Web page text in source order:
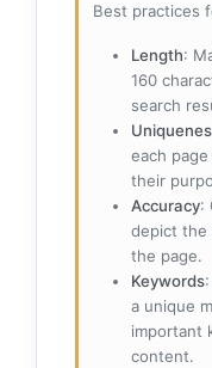
Best practices
Length:
160
search
each
their
Accuracy:
depict the
the page.
Keywords
a unique
important
content.